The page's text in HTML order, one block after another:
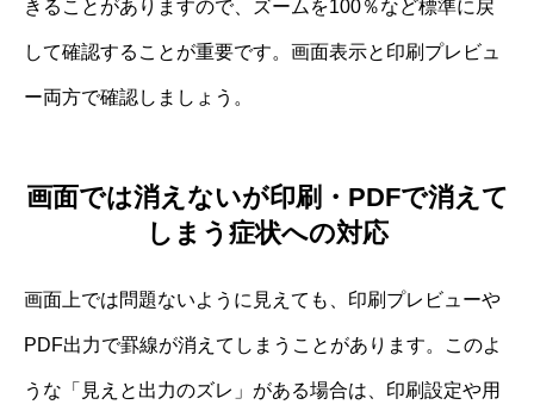
きることがありますので、ズームを100％など標準に戻
して確認することが重要です。画面表示と印刷プレビュ
ー両方で確認しましょう。
画面では消えないが印刷・PDFで消えて
しまう症状への対応
画面上では問題ないように見えても、印刷プレビューや
PDF出力で罫線が消えてしまうことがあります。このよ
うな「見えと出力のズレ」がある場合は、印刷設定や用